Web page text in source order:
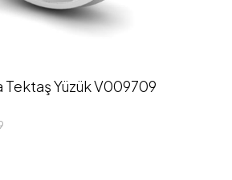
Tektaş Yüzük V009709